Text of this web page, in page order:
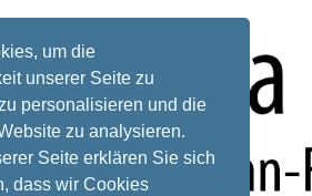
um die
unserer Seite zu
personalisieren und die
zu analysieren.
Seite erklären Sie sich
dass wir Cookies